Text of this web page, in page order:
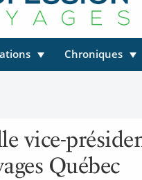
Chroniques
vice-
Québec